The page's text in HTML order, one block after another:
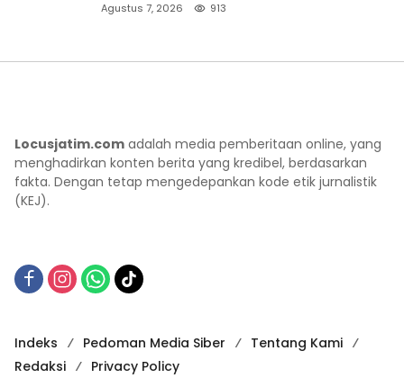
Agustus 7, 2026 913
Locusjatim.com adalah media pemberitaan online, yang
menghadirkan konten berita yang kredibel, berdasarkan
fakta. Dengan tetap mengedepankan kode etik jurnalistik
(KEJ).
Indeks Pedoman Media Siber
Tentang Kami
Redaksi
Privacy Policy